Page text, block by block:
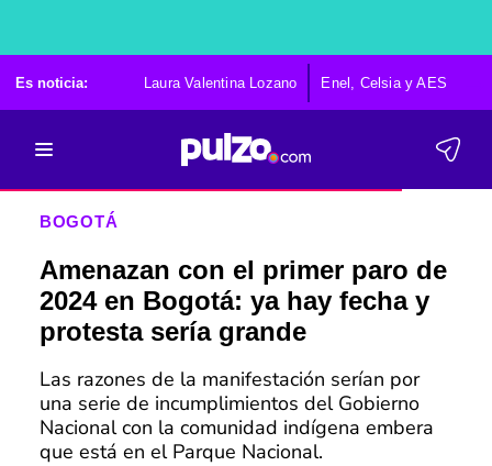
Es noticia: Laura Valentina Lozano Enel, Celsia y AES
BOGOTÁ
Amenazan con el primer paro de
2024 en Bogotá: ya hay fecha y
protesta sería grande
Las razones de la manifestación serían por
una serie de incumplimientos del Gobierno
Nacional con la comunidad indígena embera
que está en el Parque Nacional.